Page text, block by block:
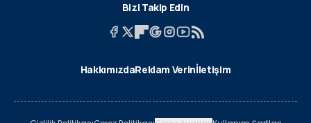
Bizi Takip Edin
HakkımızdaReklam Verinİletişim